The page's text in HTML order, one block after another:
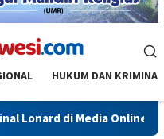
HUKUM DAN KRIMINAL
Media Online